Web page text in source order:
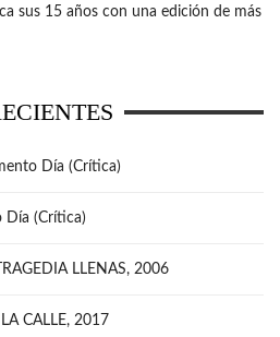
sus 15 años con una edición de más
Día (Crítica)
Día (Crítica)
LLENAS, 2006
CALLE, 2017